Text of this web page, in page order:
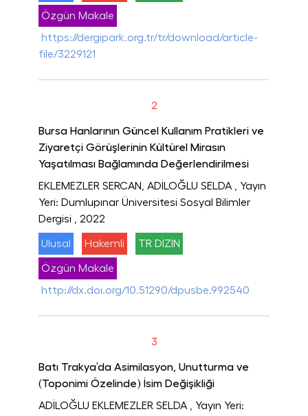
Özgün Makale
https://dergipark.org.tr/tr/download/article-
file/3229121
2
Bursa Hanlarının Güncel Kullanım Pratikleri ve
Ziyaretçi Görüşlerinin Kültürel Mirasın
Yaşatılması Bağlamında Değerlendirilmesi
EKLEMEZLER SERCAN, ADİLOĞLU SELDA
, Yayın
Yeri: Dumlupınar Üniversitesi Sosyal Bilimler
Dergisi
, 2022
Ulusal Hakemli TR DİZİN
Özgün Makale
http://dx.doi.org/10.51290/dpusbe.992540
3
Batı Trakya’da Asimilasyon, Unutturma ve
(Toponimi Özelinde) İsim Değişikliği
ADİLOĞLU EKLEMEZLER SELDA
, Yayın Yeri: